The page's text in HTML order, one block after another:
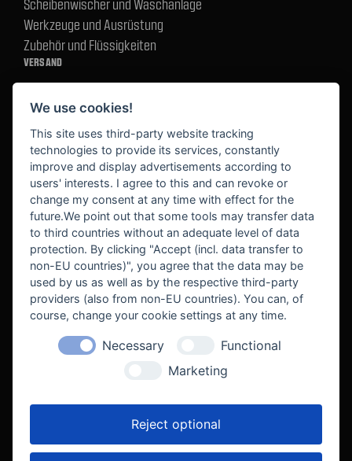
Scheibenwischer und Waschanlage
Werkzeuge und Ausrüstung
Zubehör und Flüssigkeiten
VERSAND
BEKANNT AUS
We use cookies!
This site uses third-party website tracking
technologies to provide its services, constantly
improve and display advertisements according to
users' interests. I agree to this and can revoke or
change my consent at any time with effect for the
future.We point out that some tools may transfer data
to third countries without an adequate level of data
protection. By clicking "Accept (incl. data transfer to
non-EU countries)", you agree that the data may be
used by us as well as by the respective third-party
providers (also from non-EU countries). You can, of
course, change your cookie settings at any time.
Necessary
Functional
Marketing
Reject optional